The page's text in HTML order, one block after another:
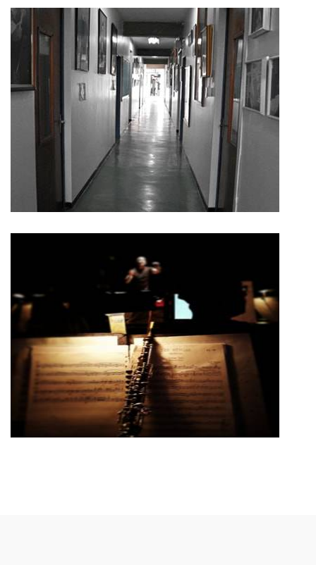
RESEÑA HISTÓRICA
Con la fundación del Kindergarten Musical Emil Friedman se inicia
la Academia de Música; en ella los estudiantes desarrollan y
cultivan su talento musical con el estudio de algún instrumento
que le permite integrarse activamente a algunas de las orquestas
existentes según su nivel de adelanto.
ORIGEN DE LA MÚSICA
Los orígenes de la música se desconocen, ya que en su origen no
se utilizaban instrumentos musicales para interpretarla, sino la
voz humana, o la percusión corporal, que no dejan huella en el
registro arqueológico. Pero es lógico pensar que la música se
descubrió en un momento similar a la aparición del lenguaje.